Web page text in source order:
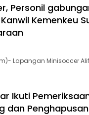
Personil
Kemenkeu
Lapangan Minisoccer
Ikuti
dan Penghapusan